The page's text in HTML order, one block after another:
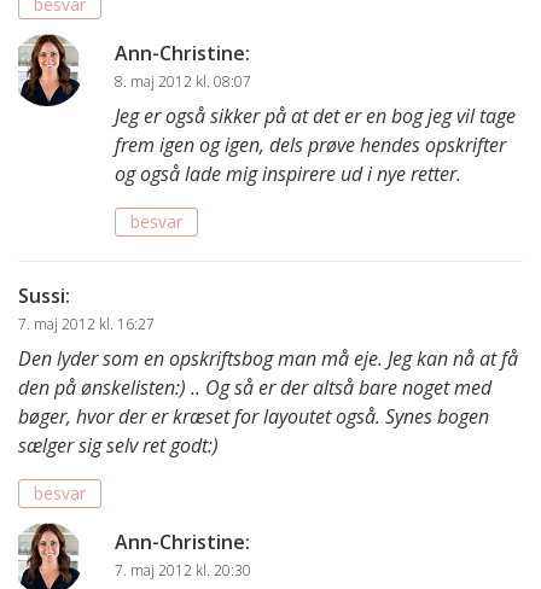
Ann-Christine:
8. maj 2012 kl. 08:07
Jeg er også sikker på at det er en bog jeg vil tage
frem igen og igen, dels prøve hendes opskrifter
og også lade mig inspirere ud i nye retter.
besvar
Sussi:
7. maj 2012 kl. 16:27
Den lyder som en opskriftsbog man må eje. Jeg kan nå at få
den på ønskelisten:) .. Og så er der altså bare noget med
bøger, hvor der er kræset for layoutet også. Synes bogen
sælger sig selv ret godt:)
besvar
Ann-Christine:
7. maj 2012 kl. 20:30